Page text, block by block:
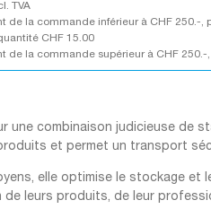
TVA
de la commande inférieur à CHF 250.-,
CHF 15.00
de la commande supérieur à CHF
combinaison judicieuse de
et permet un transport
elle optimise le stockage et
leurs produits, de leur